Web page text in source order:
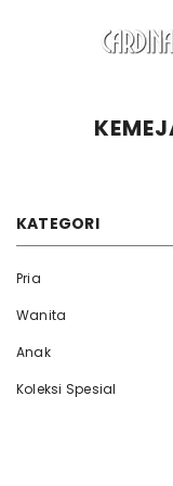
KATEGORI
Pria
Wanita
Anak
Koleksi Spesial